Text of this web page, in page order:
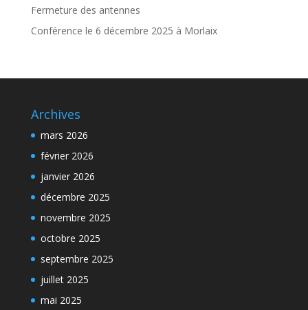
Fermeture des antennes
Conférence le 6 décembre 2025 à Morlaix
Archives
mars 2026
février 2026
janvier 2026
décembre 2025
novembre 2025
octobre 2025
septembre 2025
juillet 2025
mai 2025